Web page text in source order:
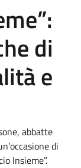
di
e
abbatte
di
Insieme”.